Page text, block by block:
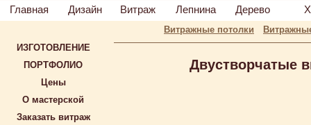
Главная Дизайн Витраж Лепнина Дерево
Витражные потолки
ИЗГОТОВЛЕНИЕ
ПОРТФОЛИО
Цены
О мастерской
Заказать витраж
Двустворчатые